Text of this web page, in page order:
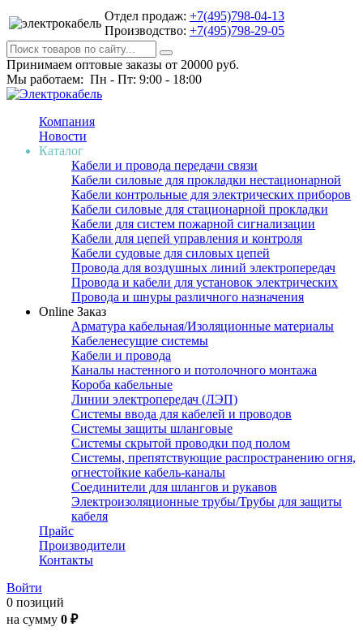
Отдел продаж: +7(495)798-04-13
Производство: +7(495)798-29-05
Принимаем оптовые заказы от 20000 руб.
Мы работаем: Пн - Пт: 9:00 - 18:00
Компания
Новости
Каталог
Кабели и провода передачи связи
Кабели силовые для прокладки нестационарной
Кабели контрольные для электрических приборов
Кабели силовые для стационарной прокладки
Кабели для систем пожарной сигнализации
Кабели для цепей управления и контроля
Кабели судовые для силовых цепей
Провода для воздушных линий электропередач
Провода и кабели для установок электрических
Провода и шнуры различного назначения
Online Заказ
Арматура кабельная/Изоляционные материалы
Кабеленесущие системы
Кабели и провода
Каналы настенного и потолочного монтажа
Короба кабельные
Линии электропередач (ЛЭП)
Системы ввода для кабелей и проводов
Системы защиты шланговые
Системы скрытой проводки под полом
Системы, препятствующие распространению огня,
огнестойкие кабель-каналы
Соединители для шлангов и рукавов
Электроизоляционные трубы/Трубы для защиты
кабеля
Прайс
Производители
Контакты
Войти
0 позиций
на сумму 0 ₽